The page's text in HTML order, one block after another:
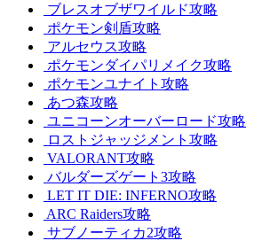
ブレスオブザワイルド攻略
ポケモン剣盾攻略
アルセウス攻略
ポケモンダイパリメイク攻略
ポケモンユナイト攻略
あつ森攻略
ユニコーンオーバーロード攻略
ロストジャッジメント攻略
VALORANT攻略
バルダーズゲート3攻略
LET IT DIE: INFERNO攻略
ARC Raiders攻略
サブノーティカ2攻略